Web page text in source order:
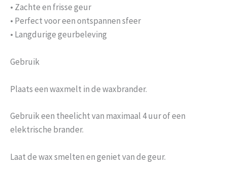
• Zachte en frisse geur
• Perfect voor een ontspannen sfeer
• Langdurige geurbeleving
Gebruik
Plaats een waxmelt in de waxbrander.
Gebruik een theelicht van maximaal 4 uur of een
elektrische brander.
Laat de wax smelten en geniet van de geur.